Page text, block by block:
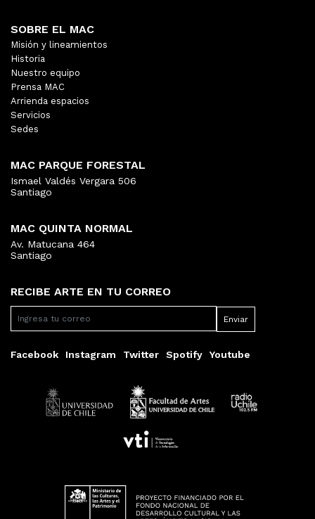
RECIBE ARTE EN TU CORREO
Facebook Instagram Twitter Spotify Youtube
SOBRE EL MAC
Misión y lineamientos
Historia
Nuestro equipo
Prensa MAC
Arrienda espacios
Servicios
Sedes
MAC PARQUE FORESTAL
Ismael Valdés Vergara 506
Santiago
MAC QUINTA NORMAL
Av. Matucana 464
Santiago